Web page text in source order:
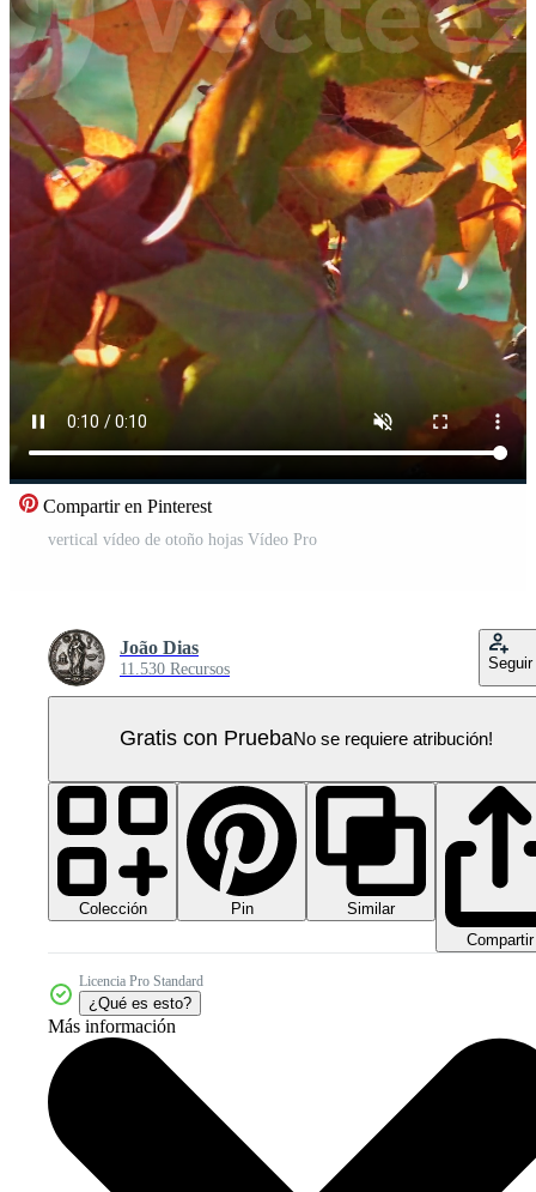
Compartir en Pinterest
vertical vídeo de otoño hojas Vídeo Pro
João Dias
11.530 Recursos Seguir
Gratis con PruebaNo se requiere atribución!
Colección Pin
Similar
Compartir
Licencia Pro Standard
¿Qué es esto?
Más información